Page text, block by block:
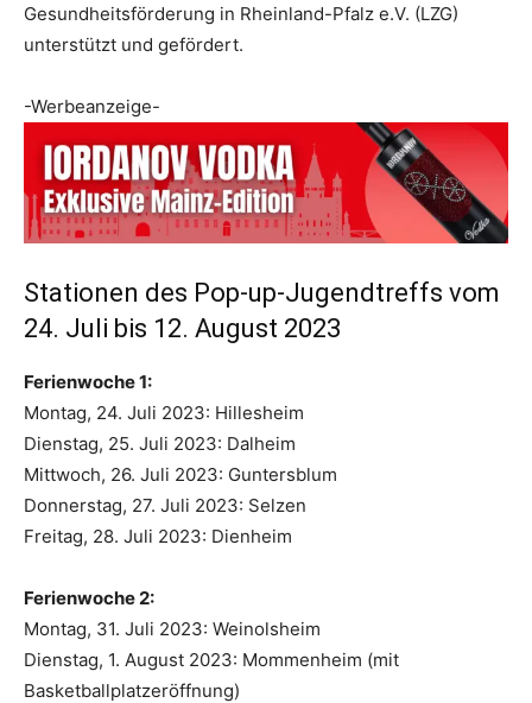
Gesundheitsförderung in Rheinland-Pfalz e.V. (LZG)
unterstützt und gefördert.
-Werbeanzeige-
Stationen des Pop-up-Jugendtreffs vom
24. Juli bis 12. August 2023
Ferienwoche 1:
Montag, 24. Juli 2023: Hillesheim
Dienstag, 25. Juli 2023: Dalheim
Mittwoch, 26. Juli 2023: Guntersblum
Donnerstag, 27. Juli 2023: Selzen
Freitag, 28. Juli 2023: Dienheim
Ferienwoche 2:
Montag, 31. Juli 2023: Weinolsheim
Dienstag, 1. August 2023: Mommenheim (mit
Basketballplatzeröffnung)